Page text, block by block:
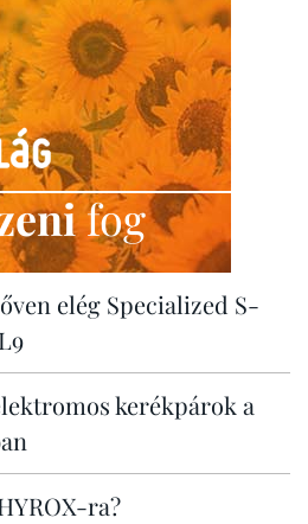
fog
elég Specialized S-
kerékpárok a
ra?